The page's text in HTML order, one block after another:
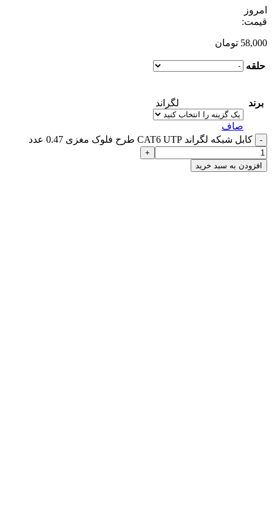
امروز
قیمت:
58,000 تومان
حلقه
برند لگراند
صاف
- کابل شبکه لگراند CAT6 UTP طرح فلوک مغزی 0.47 عدد
+
افزودن به سبد خرید